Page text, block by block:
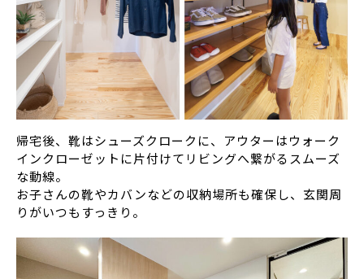
帰宅後、靴はシューズクロークに、アウターはウォーク
インクローゼットに片付けてリビングへ繋がるスムーズ
な動線。
お子さんの靴やカバンなどの収納場所も確保し、玄関周
りがいつもすっきり。